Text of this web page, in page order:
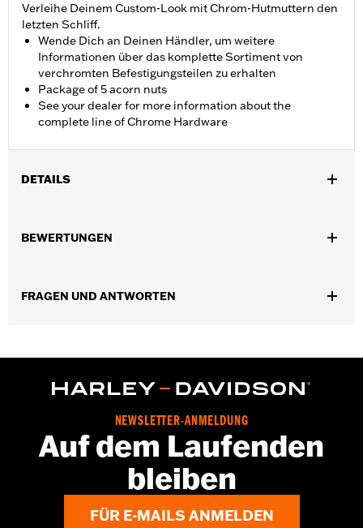
Verleihe Deinem Custom-Look mit Chrom-Hutmuttern den
letzten Schliff.
Wende Dich an Deinen Händler, um weitere
Informationen über das komplette Sortiment von
verchromten Befestigungsteilen zu erhalten
Package of 5 acorn nuts
See your dealer for more information about the
complete line of Chrome Hardware
DETAILS
In Einheiten erhältlich:
BEWERTUNGEN
FRAGEN UND ANTWORTEN
NEWSLETTER-ANMELDUNG
Auf dem Laufenden
bleiben
FÜR E-MAILS ANMELDEN